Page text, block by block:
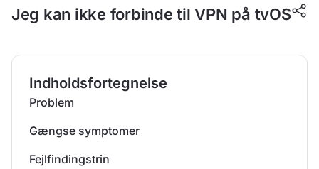
Jeg kan ikke forbinde til VPN på tvOS
Indholdsfortegnelse
Problem
Gængse symptomer
Fejlfindingstrin